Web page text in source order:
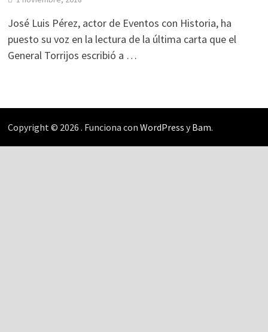
José Luis Pérez, actor de Eventos con Historia, ha
puesto su voz en la lectura de la última carta que el
General Torrijos escribió a …
Copyright © 2026 . Funciona con WordPress yBam.